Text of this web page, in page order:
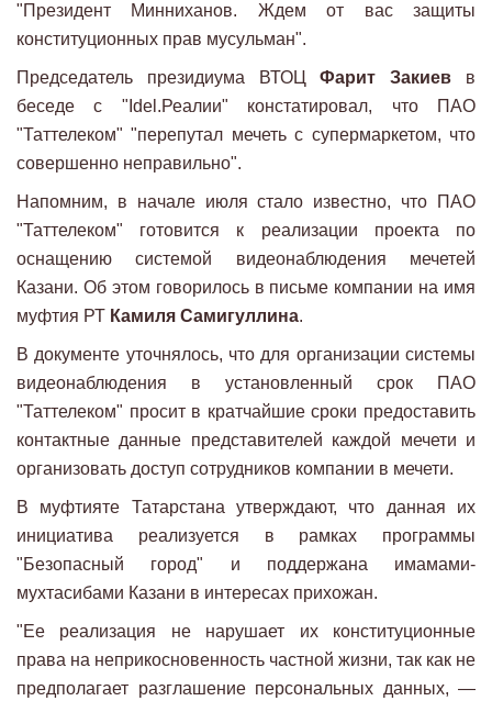
"Президент Минниханов. Ждем от вас защиты
конституционных прав мусульман".
Председатель президиума ВТОЦФарит Закиев в
беседе с "Idel.Реалии" констатировал, что ПАО
"Таттелеком" "перепутал мечеть с супермаркетом, что
совершенно неправильно".
Напомним, в начале июля стало известно, что ПАО
"Таттелеком" готовится к реализации проекта по
оснащению системой видеонаблюдения мечетей
Казани. Об этом говорилось в письме компании на имя
муфтия РТ Камиля Самигуллина.
В документе уточнялось, что для организации системы
видеонаблюдения в установленный срок ПАО
"Таттелеком" просит в кратчайшие сроки предоставить
контактные данные представителей каждой мечети и
организовать доступ сотрудников компании в мечети.
В муфтияте Татарстана утверждают, что данная их
инициатива реализуется в рамках программы
"Безопасный город" и поддержана имамами-
мухтасибами Казани в интересах прихожан.
"Ее реализация не нарушает их конституционные
права на неприкосновенность частной жизни, так как не
предполагает разглашение персональных данных, —